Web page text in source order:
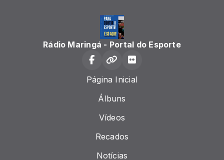
Rádio Maringá - Portal do Esporte
Página Inicial
Álbuns
Vídeos
Recados
Notícias